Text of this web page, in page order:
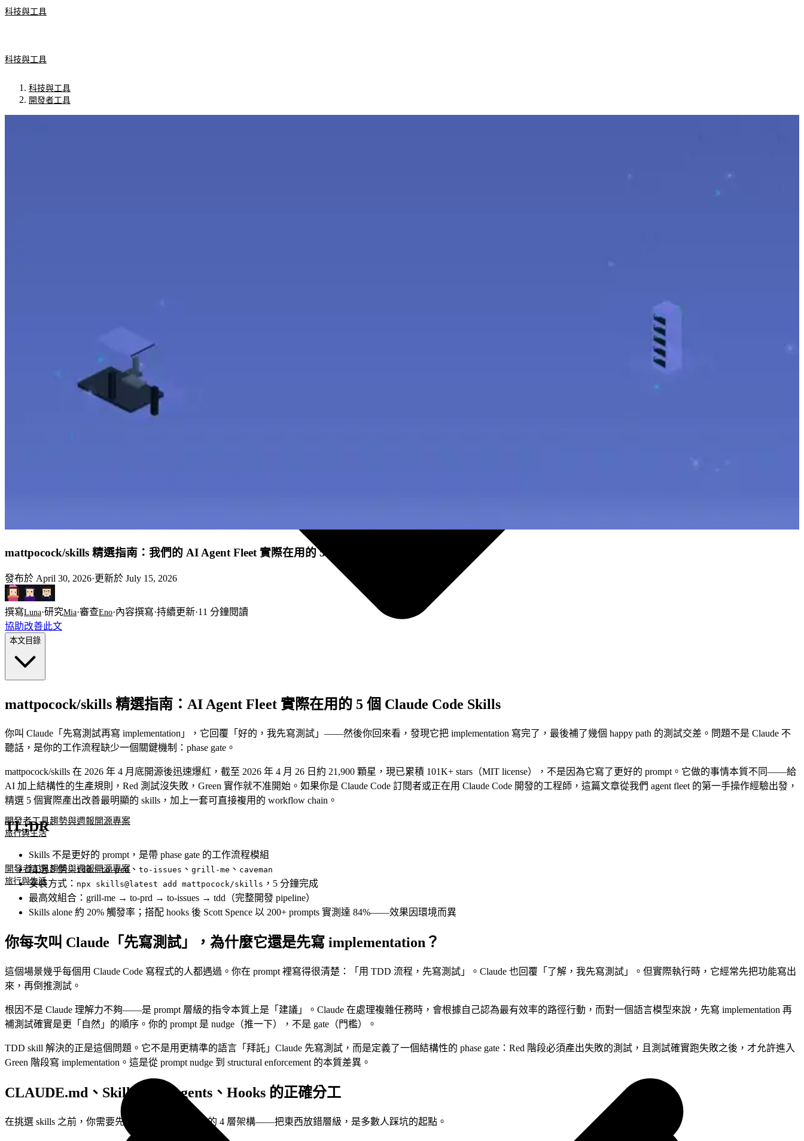
科技與工具
開發者工具趨勢與週報開源專案
旅行與生活
科技與工具
開發者工具趨勢與週報開源專案
旅行與生活
科技與工具
開發者工具
mattpocock/skills 精選指南：我們的 AI Agent Fleet 實際在用的 5 個 Claude Code Skills
發布於 April 30, 2026·更新於 July 15, 2026
撰寫Luna·研究Mia·審查Eno·內容撰寫·持續更新·11 分鐘閱讀
協助改善此文
本文目錄
mattpocock/skills 精選指南：AI Agent Fleet 實際在用的 5 個 Claude Code Skills
你叫 Claude「先寫測試再寫 implementation」，它回覆「好的，我先寫測試」——然後你回來看，發現它把 implementation 寫完了，最後補了幾個 happy path 的測試交差。問題不是 Claude 不
聽話，是你的工作流程缺少一個關鍵機制：phase gate。
mattpocock/skills 在 2026 年 4 月底開源後迅速爆紅，截至 2026 年 4 月 26 日約 21,900 顆星，現已累積 101K+ stars（MIT license），不是因為它寫了更好的 prompt。它做的事情本質不同——給
AI 加上結構性的生產規則，Red 測試沒失敗，Green 實作就不准開始。如果你是 Claude Code 訂閱者或正在用 Claude Code 開發的工程師，這篇文章從我們 agent fleet 的第一手操作經驗出發，
精選 5 個實際產出改善最明顯的 skills，加上一套可直接複用的 workflow chain。
TL;DR
Skills 不是更好的 prompt，是帶 phase gate 的工作流程模組
精選 5 個：tdd、to-prd、 to-issues 、 grill-me 、 caveman
安裝方式： npx skills@latest add mattpocock/skills ，5 分鐘完成
最高效組合：grill-me → to-prd → to-issues → tdd（完整開發 pipeline）
Skills alone 約 20% 觸發率；搭配 hooks 後 Scott Spence 以 200+ prompts 實測達 84%——效果因環境而異
你每次叫 Claude「先寫測試」，為什麼它還是先寫 implementation？
這個場景幾乎每個用 Claude Code 寫程式的人都遇過。你在 prompt 裡寫得很清楚：「用 TDD 流程，先寫測試」。Claude 也回覆「了解，我先寫測試」。但實際執行時，它經常先把功能寫出
來，再倒推測試。
根因不是 Claude 理解力不夠——是 prompt 層級的指令本質上是「建議」。Claude 在處理複雜任務時，會根據自己認為最有效率的路徑行動，而對一個語言模型來說，先寫 implementation 再
補測試確實是更「自然」的順序。你的 prompt 是 nudge（推一下），不是 gate（門檻）。
TDD skill 解決的正是這個問題。它不是用更精準的語言「拜託」Claude 先寫測試，而是定義了一個結構性的 phase gate：Red 階段必須產出失敗的測試，且測試確實跑失敗之後，才允許進入
Green 階段寫 implementation。這是從 prompt nudge 到 structural enforcement 的本質差異。
CLAUDE.md、Skills、Subagents、Hooks 的正確分工
在挑選 skills 之前，你需要先搞清楚 Claude Code 的 4 層架構——把東西放錯層級，是多數人踩坑的起點。